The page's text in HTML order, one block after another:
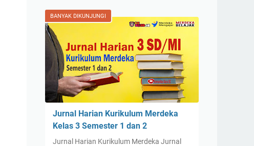
BANYAK DIKUNJUNGI
Jurnal Harian Kurikulum Merdeka
Kelas 3 Semester 1 dan 2
Jurnal Harian Kurikulum Merdeka Jurnal